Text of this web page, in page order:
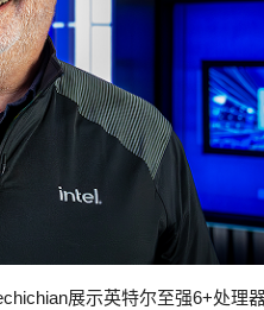
展示英特尔至强6+处理器